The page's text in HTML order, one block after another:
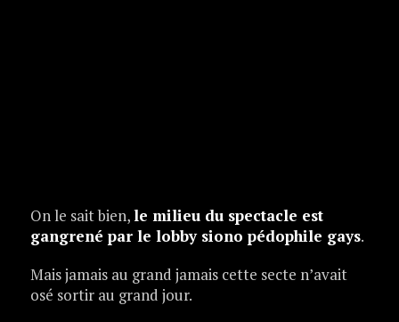
On le sait bien,le milieu du spectacle est
gangrené par le lobby siono pédophile gays.
Mais jamais au grand jamais cette secte n’avait
osé sortir au grand jour.